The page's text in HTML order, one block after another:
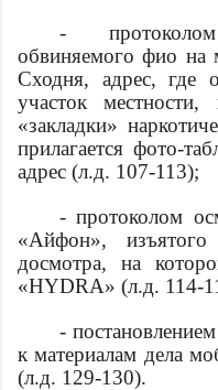
-
обвиняемогофио на
Сходня, адрес, где
участок
«закладки»
прилагается фото-
адрес (л.д. 107-113);
- протоколом
«Айфон»,
досмотра, на
«HYDRA» (л.д. 114-
-
к материалам дела
(л.д. 129-130).